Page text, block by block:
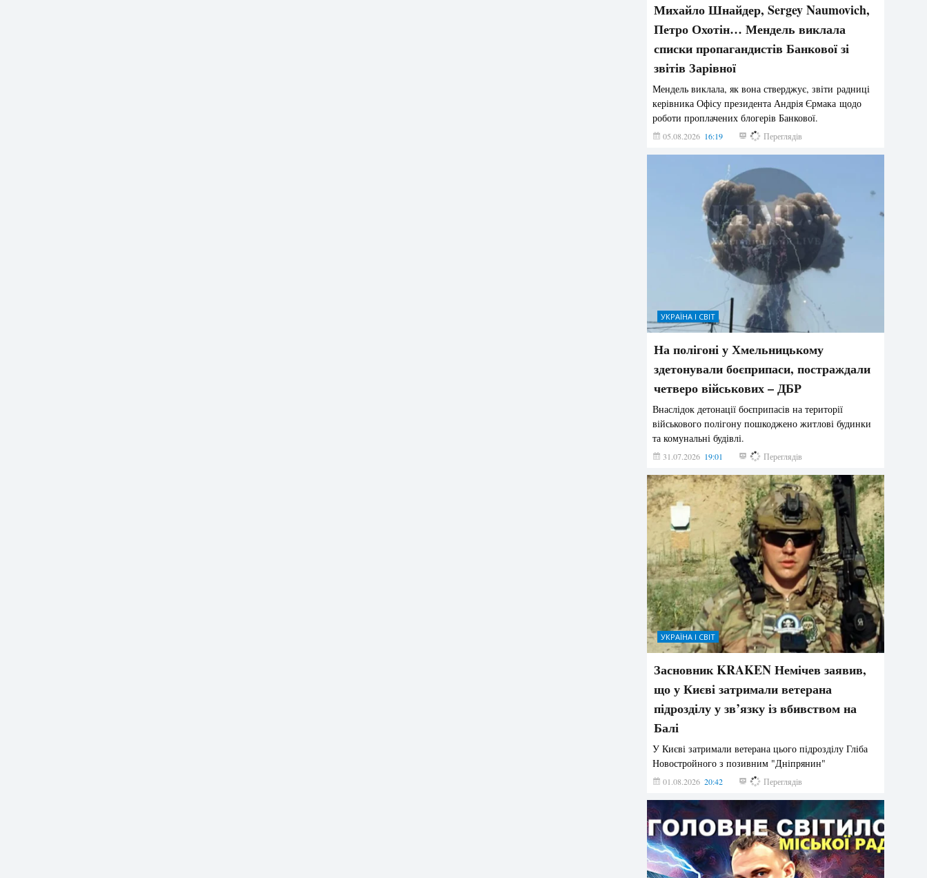
Михайло Шнайдер, Sergey Naumovich,
Петро Охотін… Мендель виклала
списки пропагандистів Банкової зі
звітів Зарівної
Мендель виклала, як вона стверджує, звіти радниці
керівника Офісу президента Андрія Єрмака щодо
роботи проплачених блогерів Банкової.
05.08.2026 16:19 214 Переглядів
УКРАЇНА І СВІТ
На полігоні у Хмельницькому
здетонували боєприпаси, постраждали
четверо військових – ДБР
Внаслідок детонації боєприпасів на території
військового полігону пошкоджено житлові будинки
та комунальні будівлі.
31.07.2026 19:01 194 Переглядів
УКРАЇНА І СВІТ
Засновник KRAKEN Немічев заявив,
що у Києві затримали ветерана
підрозділу у зв’язку із вбивством на
Балі
У Києві затримали ветерана цього підрозділу Гліба
Новостройного з позивним "Дніпрянин"
01.08.2026 20:42 187 Переглядів